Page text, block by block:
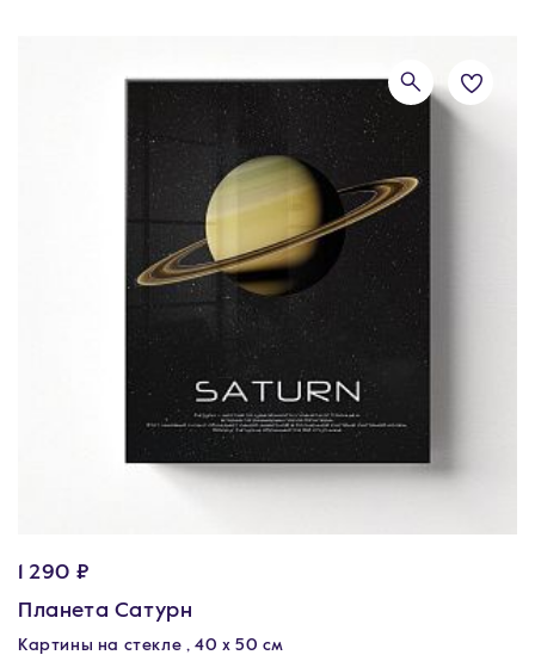
1 290 ₽
Планета Сатурн
Картины на стекле , 40 х 50 см